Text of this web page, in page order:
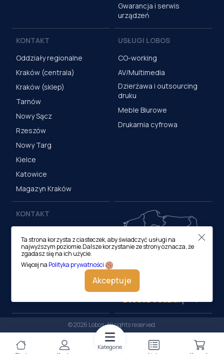
Gwarancja i serwis
urządzeń
KONTAKT
Oddziały regionalne
Kraków (centrala)
Kraków (sklep)
Tarnów
Nowy Sącz
Rzeszów
Nowy Targ
Kielce
Katowice
Magazyn Kraków
USŁUGI LOBOS
CO-working
AV/Multimedia
Dzierżawa i outsourcing
druku
Meble Biurowe
Drukarnia cyfrowa
KONTAKT
ul. M. Medweckiego 17, 31-
870 Kraków
tel.:12 413 20 00
biuro@lobos.pl
Zobacz oddziały
© 2026 Lobos. All rights reserved.
Ta strona korzysta z ciasteczek, aby świadczyć usługi na
najwyższym poziomie.Dalsze korzystanie ze strony oznacza, że
zgadasz się na ich użycie.
Więcej na Polityka prywatności
Akceptuje
Kategorie